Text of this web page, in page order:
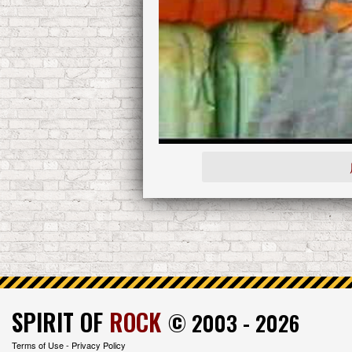
SPIRIT OF ROCK © 2003 - 2026
Terms of Use- Privacy Policy